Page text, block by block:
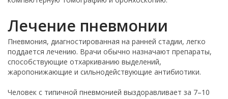
Лечение пневмонии
Пневмония, диагностированная на ранней стадии, легко
поддается лечению. Врачи обычно назначают препараты,
способствующие отхаркиванию выделений,
жаропонижающие и сильнодействующие антибиотики.
Человек с типичной пневмонией выздоравливает за 7–10